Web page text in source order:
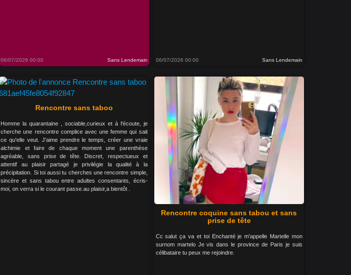
06/07/2026 00:00 Sans Lendemain 06/07/2026 00:00 Sans Lendemain
Rencontre sans taboo
Homme la quarantaine , sociable,curieux et à l'écoute, je
cherche une rencontre complice avec une femme qui sait
ce qu'elle veut. J'aime prendre le temps, créer une vraie
alchimie et faire de chaque moment une parenthèse
agréable, sans prise de tête. Discret, respectueux et
attentif au plaisir partagé je privilégie la qualité à la
précipitation. Si toi aussi tu cherches une rencontre simple,
sincère et sans tabou entre adultes consentants, écris-
moi, on verra si le courant passe.au plaisir,a bientôt .
Rencontre coquine sans tabou et sans
prise de tête
Cc salut ça va et toi Enchanté je m'appelle Martelle mon
surnom martelo Je vis dans le province de Paris je suis
célibataire tu peux me rejoindre.